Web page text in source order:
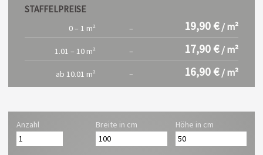
STAFFELPREISE
0 – 1 m² – 19,90 €/ m²
1.01 – 10 m² – 17,90 €/ m²
ab 10.01 m² – 16,90 €/ m²
Anzahl Breite in cm Höhe in cm